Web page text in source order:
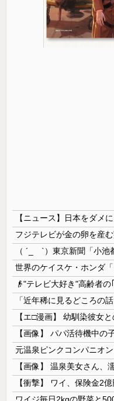
元温泉ピンクコンパニオ